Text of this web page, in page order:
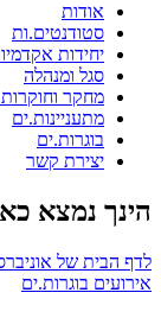
אודות
סטודנטים.ות
יחידות
סגל ומנהלה
מחקר
מתעניינות.ים
בוגרות.ים
יצירת קשר
הינך נמצא
לדף הבית של
אירועים בוגרות.ים